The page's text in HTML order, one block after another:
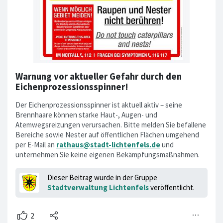
Warnung vor aktueller Gefahr durch den
Eichenprozessionsspinner!
Der Eichenprozessionsspinner ist aktuell aktiv – seine
Brennhaare können starke Haut-, Augen- und
Atemwegsreizungen verursachen. Bitte melden Sie befallene
Bereiche sowie Nester auf öffentlichen Flächen umgehend
per E-Mail an rathaus@stadt-lichtenfels.deund
unternehmen Sie keine eigenen Bekämpfungsmaßnahmen.
Dieser Beitrag wurde in der Gruppe
Stadtverwaltung Lichtenfelsveröffentlicht.